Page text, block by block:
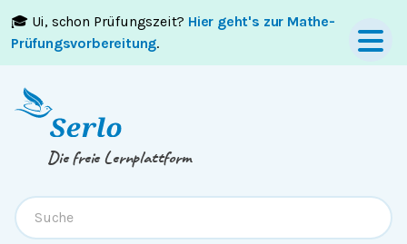
🎓 Ui, schon Prüfungszeit? Hier geht's zur Mathe-
Prüfungsvorbereitung.
Springe zumInhaltoderFooter
Die freie Lernplattform